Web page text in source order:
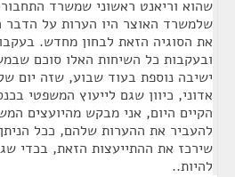
שהוא וריאנט ראשוני שמשרד
שלמשרד האוצר היו הערות על
את הסוגיה הזאת לבחון מחדש.
ובעקבות כל השיחות האלו סוכם
ישיבה נוספת בעוד שבוע, שזה יום
אדוני, כיוון שגם לייעוץ המשפטי
הקיים היום, אני מבקש מהיועצים
להעביר את ההערות שלהם, ככל
שירכז את ההתייעצות הזאת, בכדי
להיות..